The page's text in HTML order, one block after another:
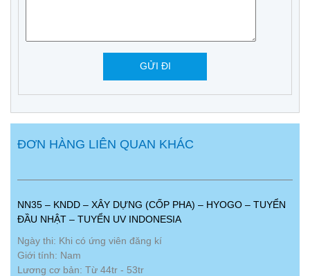
ĐƠN HÀNG LIÊN QUAN KHÁC
NN35 – KNDD – XÂY DỰNG (CỐP PHA) – HYOGO – TUYỂN
ĐẦU NHẬT – TUYỂN UV INDONESIA
Ngày thi: Khi có ứng viên đăng kí
Giới tính: Nam
Lương cơ bản: Từ 44tr - 53tr